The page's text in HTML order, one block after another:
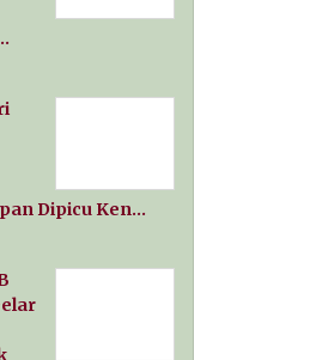
Dipicu Ken…